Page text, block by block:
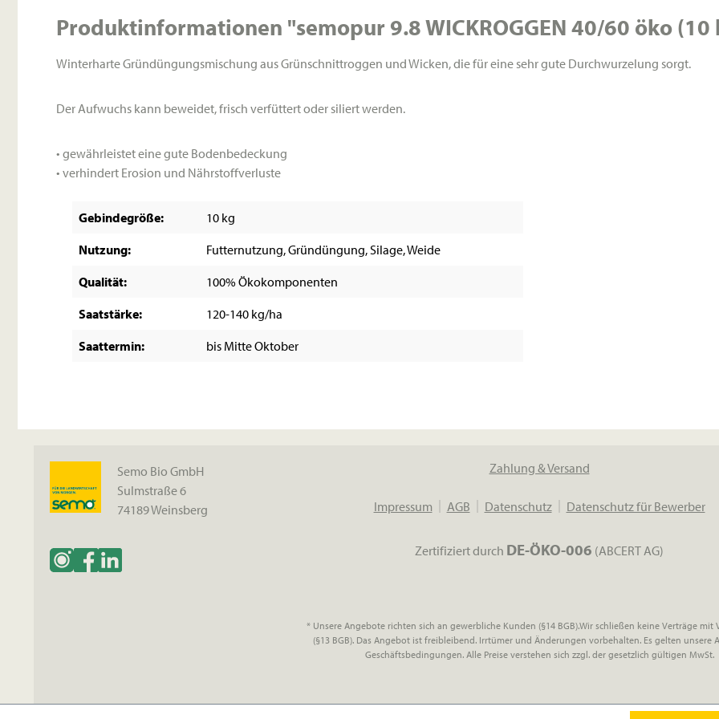
Produktinformationen "semopur 9.8 WICKROGGEN 40/60 öko (10
Winterharte Gründüngungsmischung aus Grünschnittroggen und Wicken, die für eine sehr gute Durchwurzelung sorgt.
Der Aufwuchs kann beweidet, frisch verfüttert oder siliert werden.
• gewährleistet eine gute Bodenbedeckung
• verhindert Erosion und Nährstoffverluste
Gebindegröße:
10 kg
Nutzung:
Futternutzung, Gründüngung, Silage, Weide
Qualität:
100% Ökokomponenten
Saatstärke:
120-140 kg/ha
Saattermin:
bis Mitte Oktober
Semo Bio GmbH
Sulmstraße 6
74189 Weinsberg
Zahlung & Versand
Impressum AGB Datenschutz Datenschutz für Bewerber
Zertifiziert durch DE-ÖKO-006 (ABCERT AG)
* Unsere Angebote richten sich an gewerbliche Kunden (§14 BGB).Wir schließen keine Verträge mit
(§13 BGB). Das Angebot ist freibleibend. Irrtümer und Änderungen vorbehalten. Es gelten unsere
Geschäftsbedingungen. Alle Preise verstehen sich zzgl. der gesetzlich gültigen MwSt.